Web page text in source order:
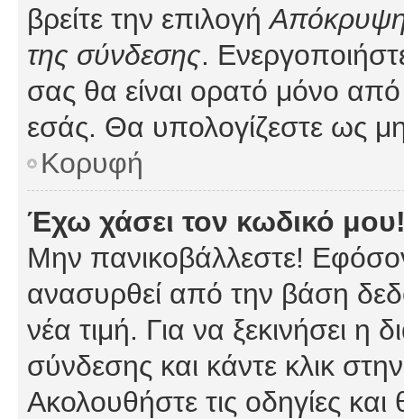
βρείτε την επιλογήΑπόκρυψη
της σύνδεσης.
σας θα είναι ορατό μόνο από
εσάς. Θα υπολογίζεστε ως
Κορυφή
Έχω χάσει τον κωδικό
Μην πανικοβάλλεστε!
ανασυρθεί από την βάση
νέα τιμή. Για να ξεκινήσει η
σύνδεσης και κάντε κλικ
Ακολουθήστε τις οδηγίες